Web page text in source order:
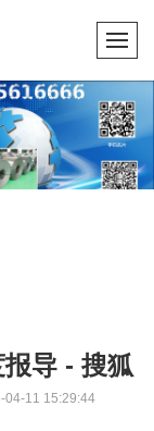
导 - 搜狐
11 15:29:44